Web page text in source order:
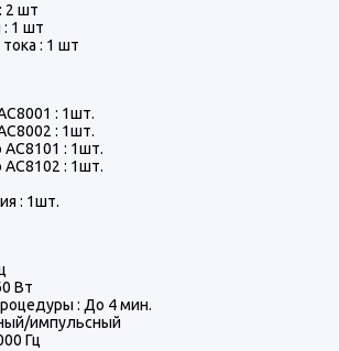
2 шт
: 1 шт
: 1 шт
: 1шт.
: 1шт.
: 1шт.
: 1шт.
: 1шт.
Вт
: До 4 мин.
импульсный
Гц